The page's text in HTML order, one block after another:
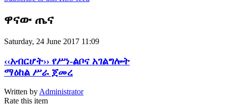
ዋናው ጤና
Saturday, 24 June 2017 11:09
‹‹አብርሆት›› የሥነ-ልቦና አገልግሎት
ማዕከል ሥራ ጀመረ
Written by Administrator
Rate this item